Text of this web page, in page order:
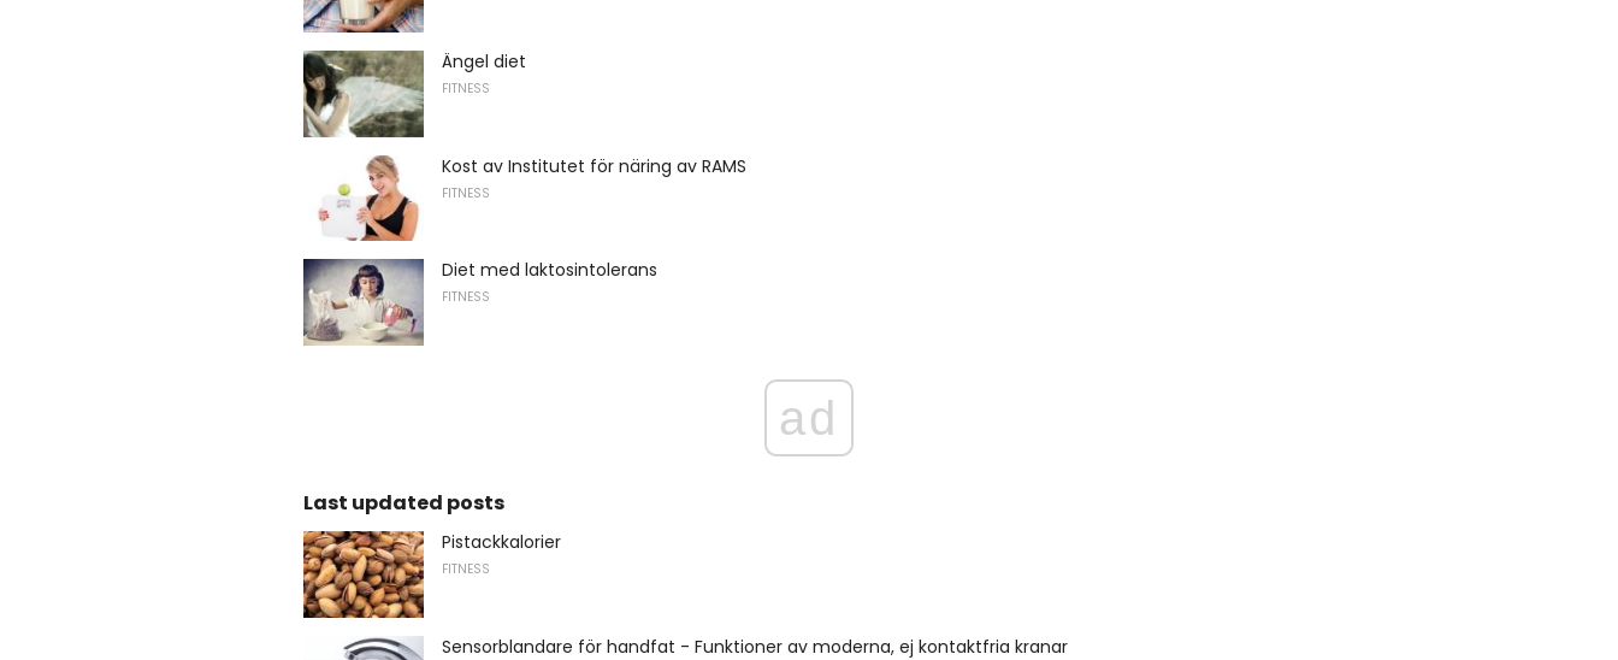
Ängel diet
FITNESS
Kost av Institutet för näring av RAMS
FITNESS
Diet med laktosintolerans
FITNESS
ad
Last updated posts
Pistackkalorier
FITNESS
Sensorblandare för handfat - Funktioner av moderna, ej kontaktfria kranar